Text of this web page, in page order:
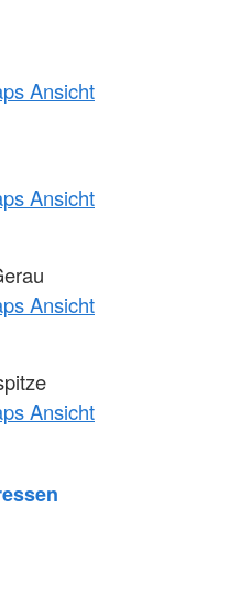
Ansicht
Ansicht
Ansicht
Ansicht